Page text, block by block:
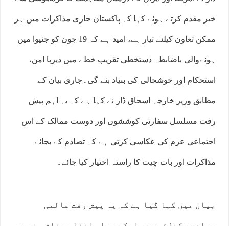
خیر مقدم کرتے ہوئے کہا کہ پاکستان جاری مذاکرات میں ہر
ممکن تعاون کیلئے تیار ہے، امید ہے کہ 19 جون کو جنیوا میں
ہونےوالی باضابطہ دستخطی تقریب خطے میں دیرپا امن،
استحکام اور خوشحالی کی بنیاد بنے گی۔جاری بیان کے
مطابق وزیر خارجہ اسحاق ڈار نے کہا ہے کہ یہ اہم پیش
رفت مسلسل سفارتی کوششوں اور دوست ممالک کے اس
اجتماعی عزم کی عکاسی کرتی ہے کہ تصادم کے بجائے
مذاکرات اور بات چیت کا راستہ اختیار کیا جائے۔
بیان میں کہا گیا ہے کہ یہ پیش رفت عالمی